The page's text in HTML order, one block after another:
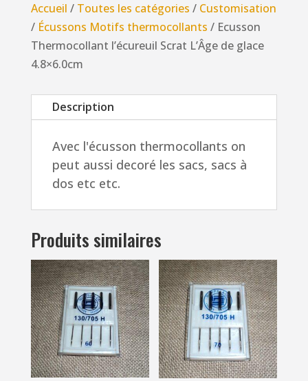
Scrat
L'Âge
de
glace
4.8x6.0cm
Accueil / Toutes les catégories / Customisation
/ Écussons Motifs thermocollants / Ecusson
Thermocollant l’écureuil Scrat L’Âge de glace
4.8×6.0cm
Description
Avec l'écusson thermocollants on
peut aussi decoré les sacs, sacs à
dos etc etc.
Produits similaires